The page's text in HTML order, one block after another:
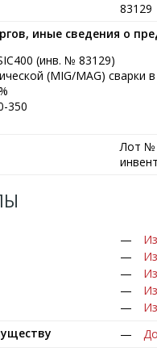
83129
иные сведения о
(инв. № 83129)
(MIG/MAG) сварки
350
Лот №